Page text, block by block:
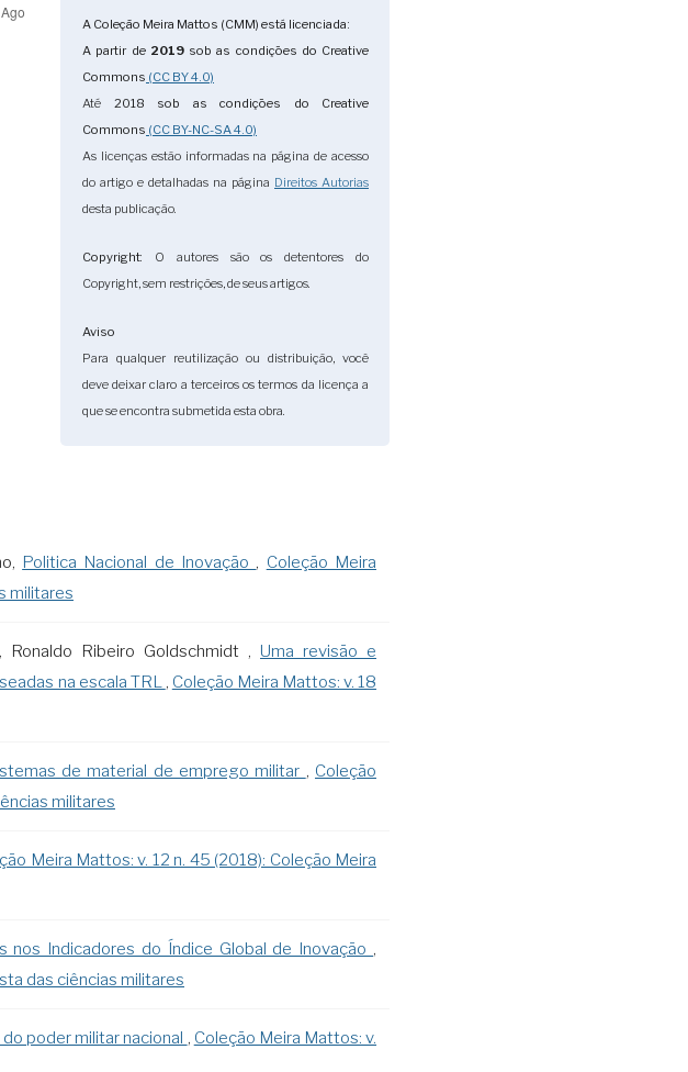
A Coleção Meira Mattos (CMM) está licenciada:
A partir de 2019sob as condições do Creative
Commons (CC BY 4.0)
Até 2018
sob as condições do Creative
Commons (CC BY-NC-SA 4.0)
As licenças estão informadas na página de acesso
do artigo e detalhadas na página Direitos Autorias
desta publicação.
Copyright: O autores são os detentores do
Copyright, sem restrições, de seus artigos.
Aviso
Para qualquer reutilização ou distribuição, você
deve deixar claro a terceiros os termos da licença a
que se encontra submetida esta obra.
Politica Nacional de Inovação , Coleção Meira
militares
Ronaldo Ribeiro Goldschmidt , Uma revisão e
na escala TRL , Coleção Meira Mattos: v. 18
de material de emprego militar , Coleção
militares
Meira Mattos: v. 12 n. 45 (2018): Coleção Meira
nos Indicadores do Índice Global de Inovação ,
das ciências militares
poder militar nacional , Coleção Meira Mattos: v.